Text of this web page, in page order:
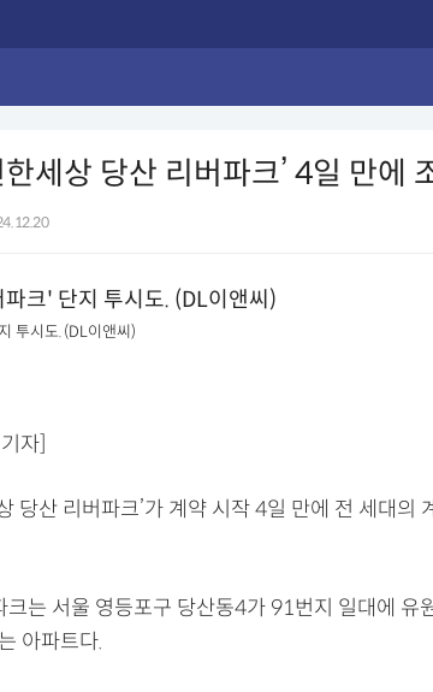
세상 당산 리버파크’ 4일 만에
투시도. (DL이앤씨)
자]
당산 리버파크’가 계약 시작 4일 만에 전 세대의
크는 서울 영등포구 당산동4가 91번지 일대에 유
아파트다.